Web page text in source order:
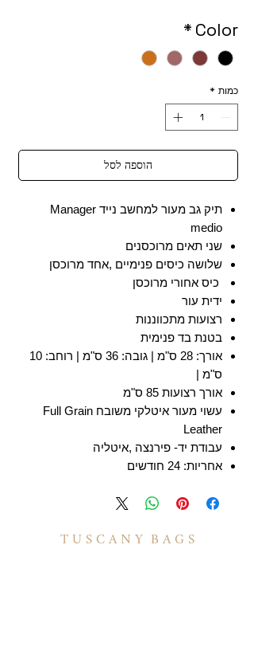
Color
*
כמות *
הוספה לסל
תיק גב מעור למחשב נייד Manager
medio
שני תאים מרוכסנים
שלושה כיסים פנימיים ,אחד מרוכסן
כיס אחורי מרוכסן
ידית עור
רצועות מתכווננות
בטנת בד פנימית
אורך: 28 ס"מ | גובה: 36 ס"מ | רוחב: 10
ס"מ |
אורך רצועות 85 ס"מ
עשוי מעור איטלקי משובח Full Grain
Leather
עבודת יד- פירנצה ,איטליה
אחריות: 24 חודשים
T U S C A N Y B A G S